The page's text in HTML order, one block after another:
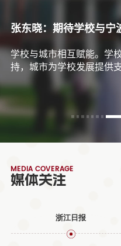
张东晓：期待学校与宁
学校与城市相互赋能。学
持，城市为学校发展提供
MEDIA COVERAGE
媒体关注
浙江日报